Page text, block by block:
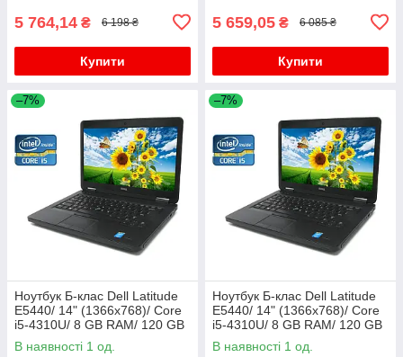
5 764,14 ₴ 6 198 ₴
Купити
5 659,05 ₴ 6 085 ₴
Купити
–7%
Ноутбук Б-клас Dell Latitude
E5440/ 14" (1366x768)/ Core
i5-4310U/ 8 GB RAM/ 120 GB
SSD/ HD 4400
В наявності 1 од.
–7%
Ноутбук Б-клас Dell Latitude
E5440/ 14" (1366x768)/ Core
i5-4310U/ 8 GB RAM/ 120 GB
SSD/ HD 4400
В наявності 1 од.